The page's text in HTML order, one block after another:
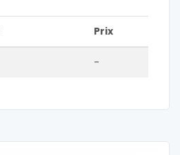
Prix
-